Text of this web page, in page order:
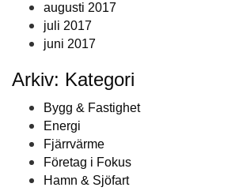
augusti 2017
juli 2017
juni 2017
Arkiv: Kategori
Bygg & Fastighet
Energi
Fjärrvärme
Företag i Fokus
Hamn & Sjöfart